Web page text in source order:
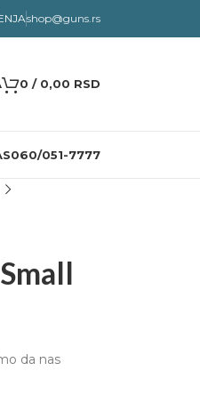
shop@guns.rs
0 / 0,00 RSD
060/051-7777
da nas